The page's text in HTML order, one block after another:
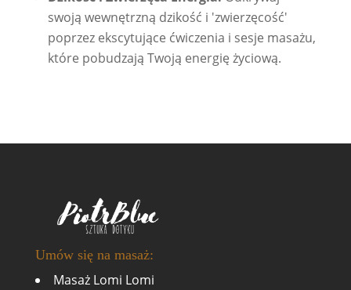
swoją wewnętrzną dzikość i 'zwierzęcość'
poprzez ekscytujące ćwiczenia i sesje masażu,
które pobudzają Twoją energię życiową.
Umów się na masaż:
Masaż Lomi Lomi